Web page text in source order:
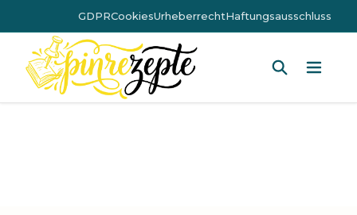
GDPRCookiesUrheberrechtHaftungsausschluss